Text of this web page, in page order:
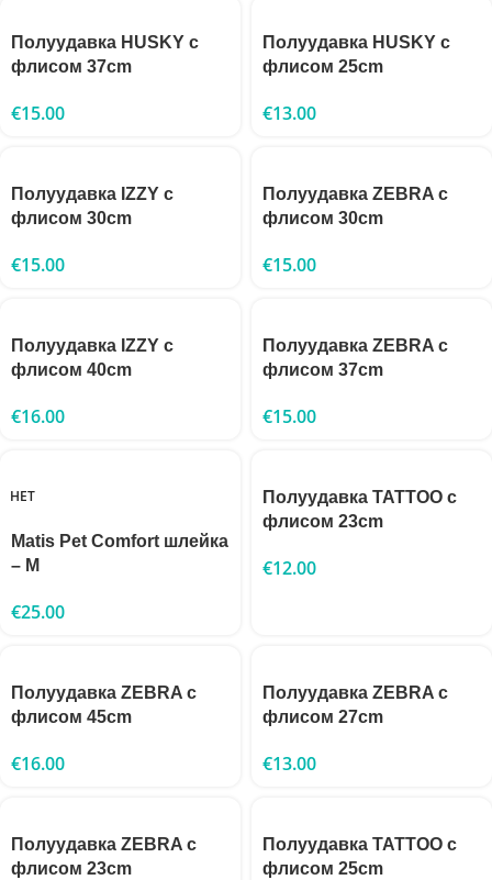
Полуудавка HUSKY с
флисом 37cm
€15.00
Полуудавка HUSKY с
флисом 25cm
€13.00
Полуудавка IZZY с
флисом 30cm
€15.00
Полуудавка ZEBRA с
флисом 30cm
€15.00
Полуудавка IZZY с
флисом 40cm
€16.00
Полуудавка ZEBRA с
флисом 37cm
€15.00
НЕТ
Matis Pet Comfort шлейка
– М
€25.00
Полуудавка TATTOO с
флисом 23cm
€12.00
Полуудавка ZEBRA с
флисом 45cm
€16.00
Полуудавка ZEBRA с
флисом 27cm
€13.00
Полуудавка ZEBRA с
флисом 23cm
Полуудавка TATTOO с
флисом 25cm